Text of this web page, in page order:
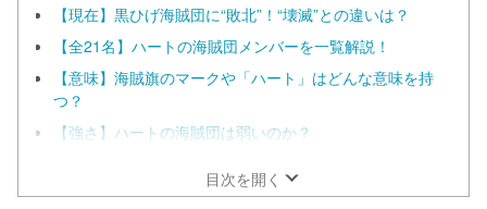
【現在】黒ひげ海賊団に“敗北”！“壊滅”との違いは？
【全21名】ハートの海賊団メンバーを一覧解説！
【意味】海賊旗のマークや「ハート」はどんな意味を持
つ？
【強さ】ハートの海賊団は弱いのか？
目次を開く